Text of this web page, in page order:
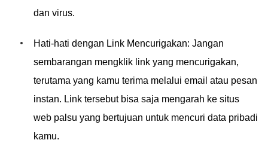
dan virus.
Hati-hati dengan Link Mencurigakan: Jangan
sembarangan mengklik link yang mencurigakan,
terutama yang kamu terima melalui email atau pesan
instan. Link tersebut bisa saja mengarah ke situs
web palsu yang bertujuan untuk mencuri data pribadi
kamu.